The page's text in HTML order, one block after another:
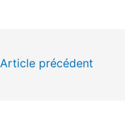
Article précédent